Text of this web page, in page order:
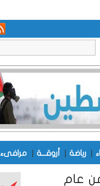
رياضة أروقـــة مرافىء
عام